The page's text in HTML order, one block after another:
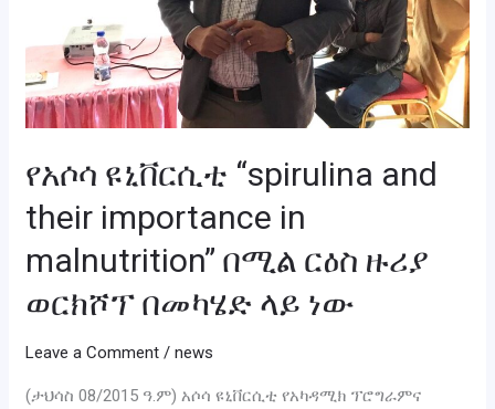
የአሶሳ ዩኒቨርሲቲ “spirulina and
their importance in
malnutrition” በሚል ርዕስ ዙሪያ
ወርክሾፕ በመካሄድ ላይ ነው
Leave a Comment /news
(ታህሳስ 08/2015 ዓ.ም) አሶሳ ዩኒቨርሲቲ የአካዳሚክ ፕሮግራምና
malnutrition”
በሚል
ርዕስ
ዙሪያ
በመካሄድ
ነው